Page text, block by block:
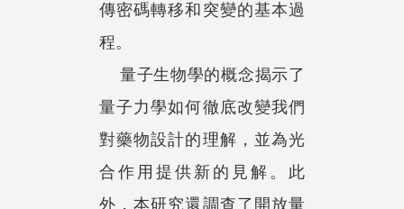
傳密碼轉移和突變的基本過
程。
量子生物學的概念揭示了
量子力學如何徹底改變我們
對藥物設計的理解，並為光
合作用提供新的見解。此
外，本研究還調查了開放量